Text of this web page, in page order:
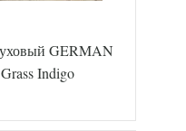
GERMAN
Indigo